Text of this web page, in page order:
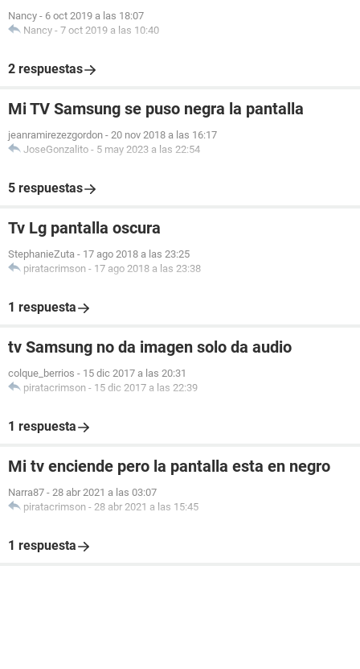
Nancy - 6 oct 2019 a las 18:07
Nancy - 7 oct 2019 a las 10:40
2 respuestas
Mi TV Samsung se puso negra la pantalla
jeanramirezezgordon - 20 nov 2018 a las 16:17
JoseGonzalito - 5 may 2023 a las 22:54
5 respuestas
Tv Lg pantalla oscura
StephanieZuta - 17 ago 2018 a las 23:25
piratacrimson - 17 ago 2018 a las 23:38
1 respuesta
tv Samsung no da imagen solo da audio
colque_berrios - 15 dic 2017 a las 20:31
piratacrimson - 15 dic 2017 a las 22:39
1 respuesta
Mi tv enciende pero la pantalla esta en negro
Narra87 - 28 abr 2021 a las 03:07
piratacrimson - 28 abr 2021 a las 15:45
1 respuesta